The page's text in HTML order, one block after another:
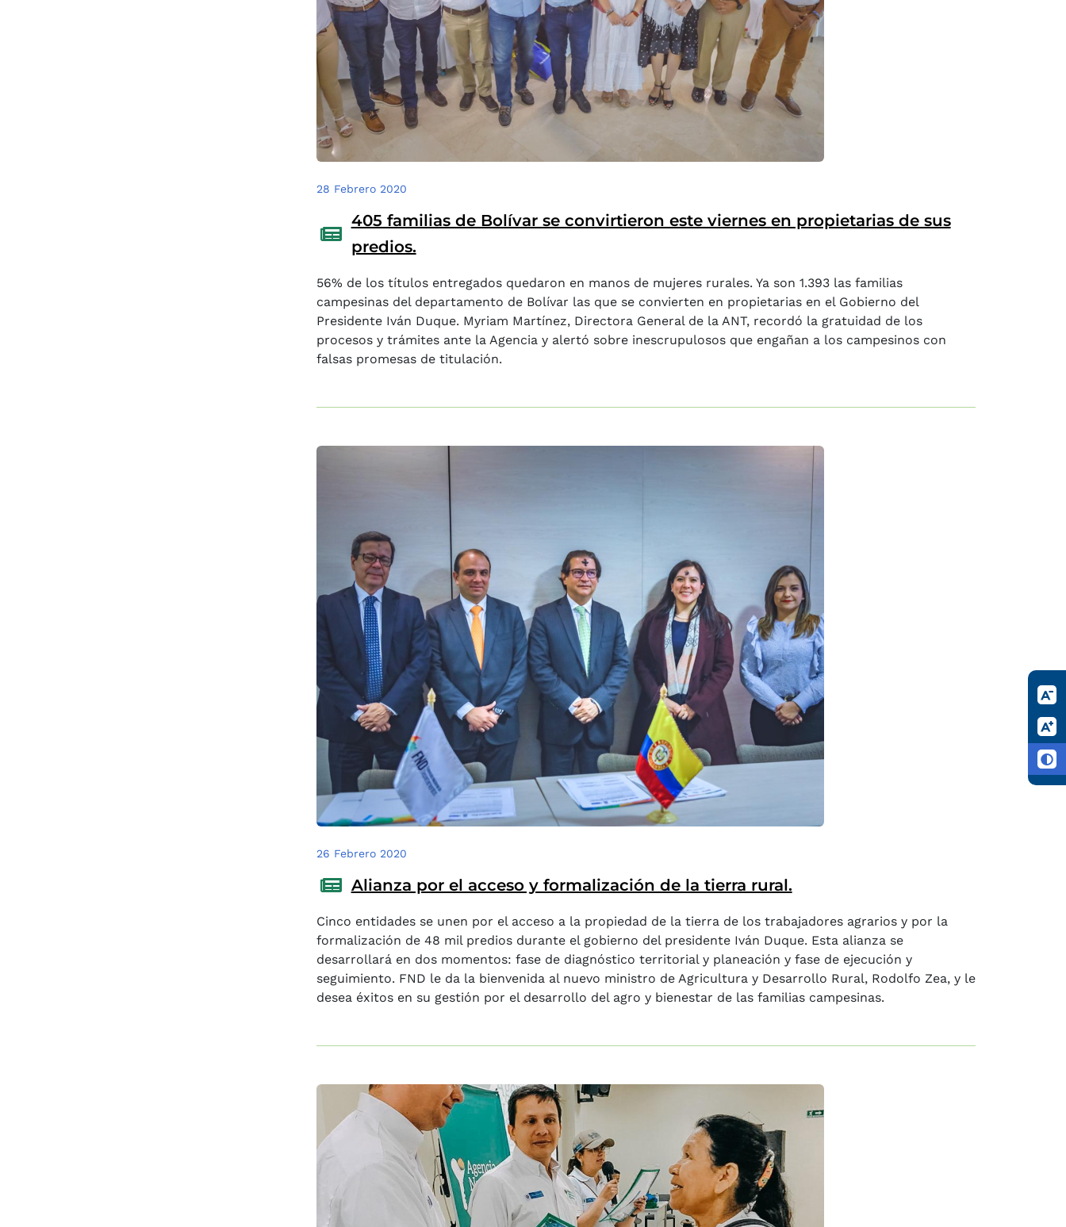
28 Febrero 2020
405 familias de Bolívar se convirtieron este viernes en propietarias de sus
predios.
56% de los títulos entregados quedaron en manos de mujeres rurales. Ya son 1.393 las familias
campesinas del departamento de Bolívar las que se convierten en propietarias en el Gobierno del
Presidente Iván Duque. Myriam Martínez, Directora General de la ANT, recordó la gratuidad de los
procesos y trámites ante la Agencia y alertó sobre inescrupulosos que engañan a los campesinos con
falsas promesas de titulación.
26 Febrero 2020
Alianza por el acceso y formalización de la tierra rural.
Cinco entidades se unen por el acceso a la propiedad de la tierra de los trabajadores agrarios y por la
formalización de 48 mil predios durante el gobierno del presidente Iván Duque. Esta alianza se
desarrollará en dos momentos: fase de diagnóstico territorial y planeación y fase de ejecución y
seguimiento. FND le da la bienvenida al nuevo ministro de Agricultura y Desarrollo Rural, Rodolfo Zea, y le
desea éxitos en su gestión por el desarrollo del agro y bienestar de las familias campesinas.